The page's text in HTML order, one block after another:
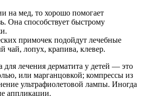
на мед, то хорошо помогает
Она способствует быстрому
примочек подойдут лечебные
чай, лопух, крапива, клевер.
для лечения дерматита у детей — это
или марганцовкой; компрессы из
ультрафиолетовой лампы. Иногда
аппликации.